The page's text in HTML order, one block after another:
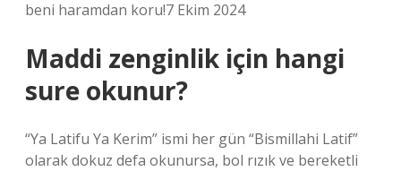
beni haramdan koru!7 Ekim 2024
Maddi zenginlik için hangi
sure okunur?
“Ya Latifu Ya Kerim” ismi her gün “Bismillahi Latif”
olarak dokuz defa okunursa, bol rızık ve bereketli